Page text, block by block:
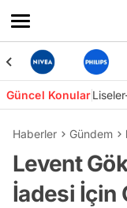
Güncel Konular
Haberler Gündem
Levent
İadesi İçin